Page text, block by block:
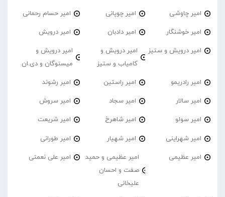
امیر چاوشی امیر چوپانی امیر حسام رحمانی
امیر خوشنگار امیر دادبان امیر درویش
امیر درویش و ستیز
امیر درویش و
کامیاب و ستیز
امیر درویش و
میستوگان و دی.ان
امیر رادریمو امیر راستین امیر رشوند
امیر سالار امیر سجاد امیر سروش
امیر سولو امیر شاهرخ امیر شریعت
امیر شهراینی امیر شهیار امیر طورانی
امیر عظیمی
امیر عظیمی و حمید
صفت و احسان
علیخانی
امیر علی نعمتی